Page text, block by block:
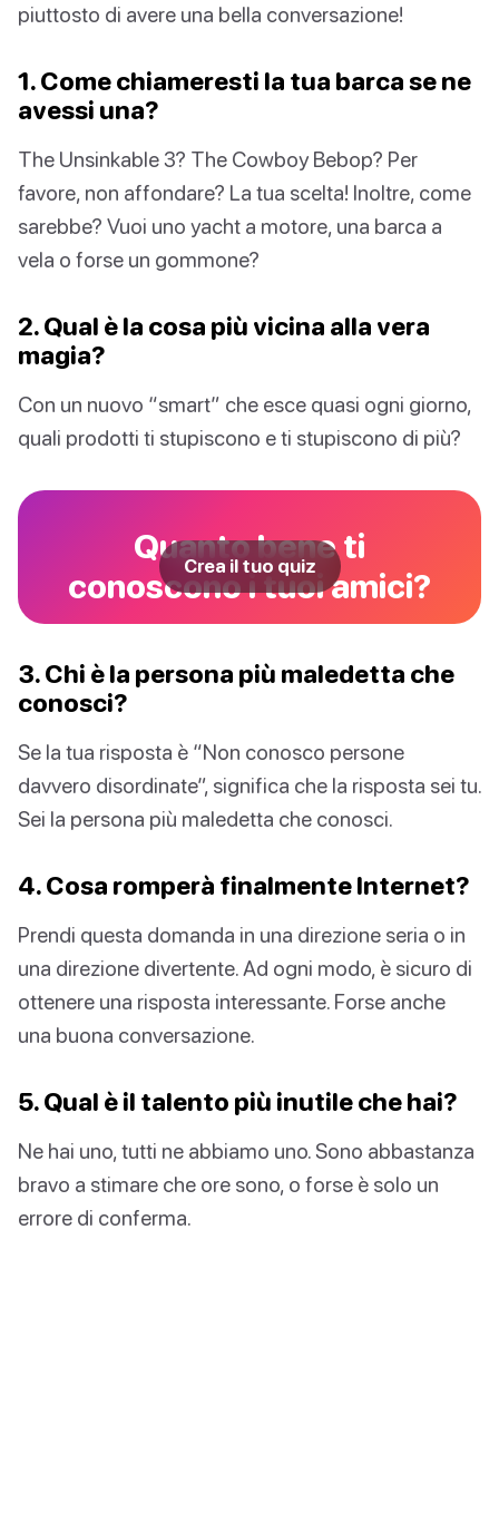
piuttosto di avere una bella conversazione!
1. Come chiameresti la tua barca se ne
avessi una?
The Unsinkable 3? The Cowboy Bebop? Per
favore, non affondare? La tua scelta! Inoltre, come
sarebbe? Vuoi uno yacht a motore, una barca a
vela o forse un gommone?
2. Qual è la cosa più vicina alla vera
magia?
Con un nuovo “smart” che esce quasi ogni giorno,
quali prodotti ti stupiscono e ti stupiscono di più?
Quanto bene ti
conoscono i tuoi amici?
Crea il tuo quiz
3. Chi è la persona più maledetta che
conosci?
Se la tua risposta è “Non conosco persone
davvero disordinate”, significa che la risposta sei tu.
Sei la persona più maledetta che conosci.
4. Cosa romperà finalmente Internet?
Prendi questa domanda in una direzione seria o in
una direzione divertente. Ad ogni modo, è sicuro di
ottenere una risposta interessante. Forse anche
una buona conversazione.
5. Qual è il talento più inutile che hai?
Ne hai uno, tutti ne abbiamo uno. Sono abbastanza
bravo a stimare che ore sono, o forse è solo un
errore di conferma.